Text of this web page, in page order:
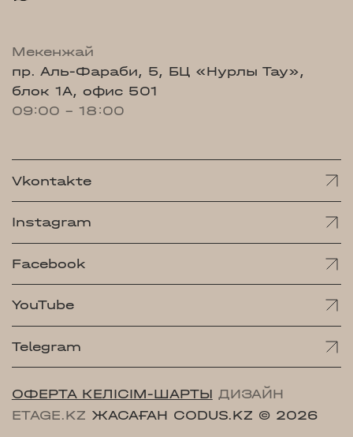
Мекенжай
пр. Аль-Фараби, 5, БЦ «Нурлы Тау»,
блок 1А, офис 501
09:00 - 18:00
Vkontakte
Instagram
Facebook
YouTube
Telegram
ОФЕРТА КЕЛІСІМ-ШАРТЫ ДИЗАЙН
ETAGE.KZ ЖАСАҒАН CODUS.KZ © 2026